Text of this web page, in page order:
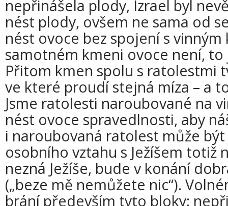
nepřinášela plody, Izrael byl
nést plody, ovšem ne sama od
nést ovoce bez spojení s vinným
samotném kmeni ovoce není,
Přitom kmen spolu s ratolestmi
ve které proudí stejná míza – a
Jsme ratolesti naroubované na
nést ovoce spravedlnosti, aby
i naroubovaná ratolest může
osobního vztahu s Ježíšem totiž
nezná Ježíše, bude v konání
(„beze mě nemůžete nic“).
brání především tyto bloky: